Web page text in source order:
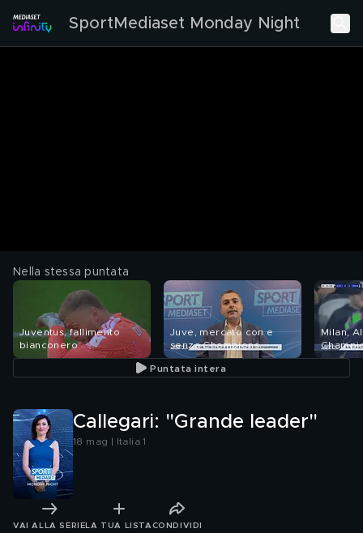
SportMediaset Monday Night
Nella stessa puntata
Juventus, fallimento
bianconero
Juve, mercato con e
senza Champions
Milan,
Puntata intera
Callegari: "Grande leader"
18 mag | Italia 1
VAI ALLA SERIE LA TUA LISTA CONDIVIDI